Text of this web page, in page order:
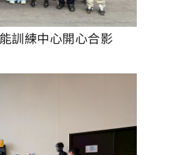
訓練中心開心合影